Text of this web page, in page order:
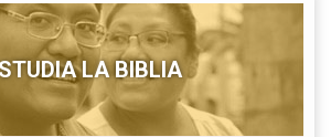
LA BIBLIA